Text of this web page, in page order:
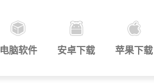
电脑软件 安卓下载 苹果下载